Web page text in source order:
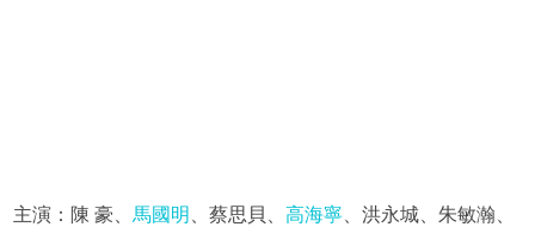
主演：陳 豪、 馬國明 、蔡思貝、 高海寧、洪永城、朱敏瀚、